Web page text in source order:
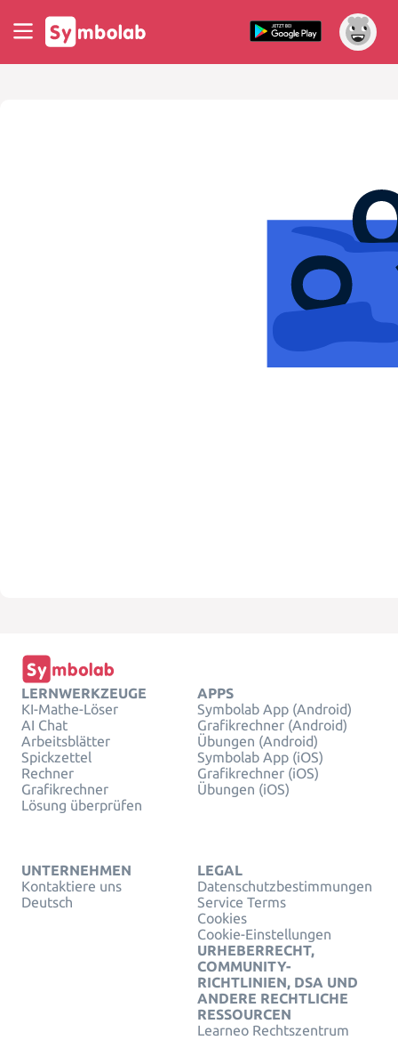
LERNWERKZEUGE
KI-Mathe-Löser
AI Chat
Arbeitsblätter
Spickzettel
Rechner
Grafikrechner
Lösung überprüfen
APPS
Symbolab App (Android)
Grafikrechner (Android)
Übungen (Android)
Symbolab App (iOS)
Grafikrechner (iOS)
Übungen (iOS)
UNTERNEHMEN
Kontaktiere uns
Deutsch
LEGAL
Datenschutzbestimmungen
Service Terms
Cookies
Cookie-Einstellungen
URHEBERRECHT,
COMMUNITY-
RICHTLINIEN, DSA UND
ANDERE RECHTLICHE
RESSOURCEN
Learneo Rechtszentrum